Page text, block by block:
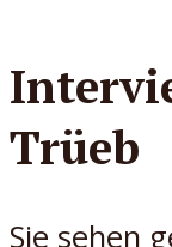
Trüeb
Sie sehen